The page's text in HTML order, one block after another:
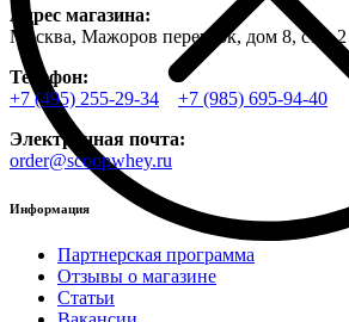
Адрес магазина:
Москва, Мажоров переулок, дом 8, стр. 2
Телефон:
+7 (495) 255-29-34
+7 (985) 695-94-40
Электронная почта:
order@scoopwhey.ru
Информация
Партнерская программа
Отзывы о магазине
Статьи